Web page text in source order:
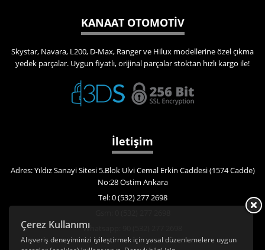
Çerez Kullanımı
Alışveriş deneyiminizi iyileştirmek için yasal düzenlemelere uygun
KANAAT OTOMOTİV
Skystar, Navara, L200, D-Max, Ranger ve Hilux modellerine özel çıkma
yedek parçalar. Uygun fiyatlı, orijinal parçalar stoktan hızlı kargo ile!
İletişim
Adres: Yıldız Sanayi Sitesi 5.Blok Ulvi Cemal Erkin Caddesi (1574 Cadde)
No:28 Ostim Ankara
Tel: 0 (532) 277 2698
Whatsapp: 90 (532) 277 2698